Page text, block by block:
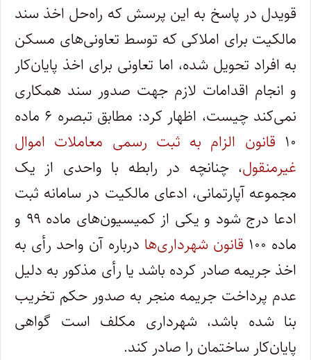
قویدل در پاسخ به این پرسش که راه‌حل اخذ سند
مالکیت برای املاکی که توسط تعاونی‌های مسکن
به افراد تحویل شده، اما تعاونی برای اخذ پایان‌کار
و انجام اقدامات لازم جهت صدور سند همکاری
نمی‌کند چیست، اظهار کرد: مطابق تبصره ۶ ماده
۱۰ قانون الزام به ثبت رسمی معاملات اموال
غیرمنقول، چنانچه در رابطه با واحدی از یک
مجموعه آپارتمانی، ادعای مالکیت در سامانه ثبت
ادعا درج شود و یکی از کمیسیون‌های ماده ۹۹ و
ماده ۱۰۰
قانون شهرداری‌ها درباره آن واحد رأی به
اخذ جریمه صادر کرده باشد یا رأی مذکور به دلیل
عدم پرداخت جریمه منجر به صدور حکم تخریب
بنا شده باشد، شهرداری مکلف است گواهی
پایان‌کار ساختمان را صادر کند.